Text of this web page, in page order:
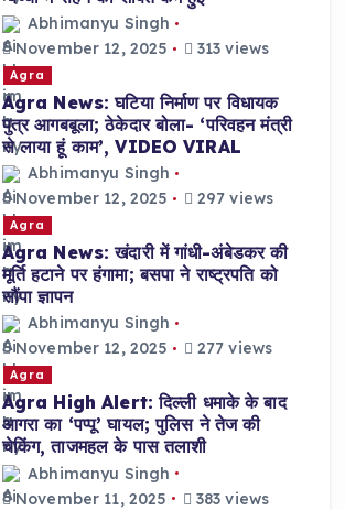
Abhimanyu Singh
November 12, 2025
313 views
Agra
Agra News: घटिया निर्माण पर विधायक
पुत्र आगबबूला; ठेकेदार बोला- ‘परिवहन मंत्री
से लाया हूं काम’, VIDEO VIRAL
Abhimanyu Singh
November 12, 2025
297 views
Agra
Agra News: खंदारी में गांधी-अंबेडकर की
मूर्ति हटाने पर हंगामा; बसपा ने राष्ट्रपति को
सौंपा ज्ञापन
Abhimanyu Singh
November 12, 2025
277 views
Agra
Agra High Alert: दिल्ली धमाके के बाद
आगरा का ‘पप्पू’ घायल; पुलिस ने तेज की
चेकिंग, ताजमहल के पास तलाशी
Abhimanyu Singh
November 11, 2025
383 views